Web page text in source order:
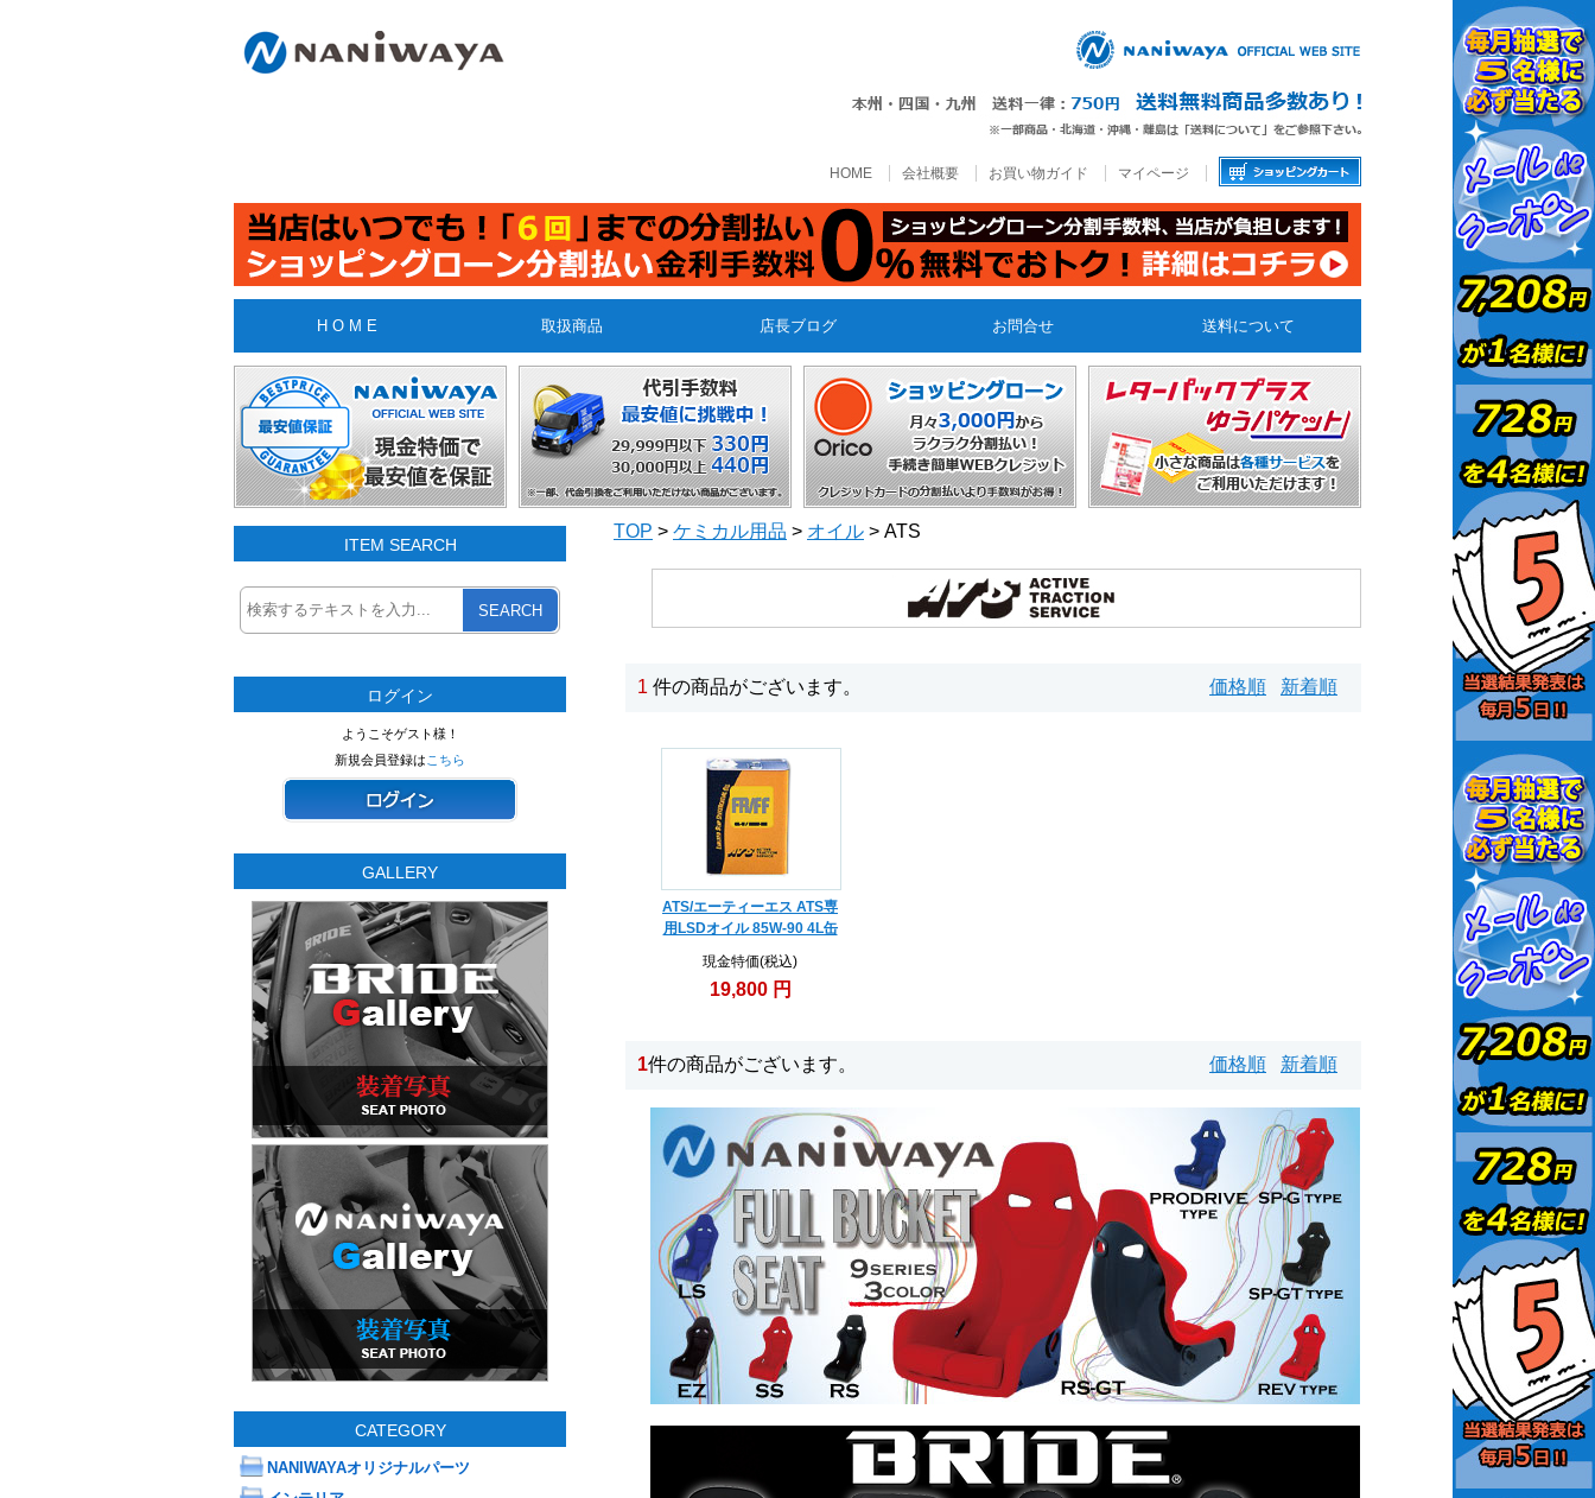
HOME 会社概要 お買い物ガイド マイページ
H O M E 取扱商品 店長ブログ お問合せ 送料について
ITEM SEARCH
SEARCH
ログイン
ようこそゲスト様！
新規会員登録は こちら
GALLERY
CATEGORY
NANIWAYAオリジナルパーツ
TOP > ケミカル用品 > オイル > ATS
1 件の商品がございます。 価格順 新着順
ATS/エーティーエス ATS専
用LSDオイル 85W-90 4L缶
現金特価(税込)
19,800 円
1件の商品がございます。 価格順 新着順